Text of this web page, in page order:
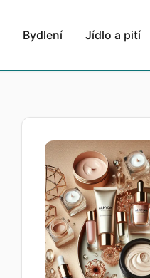
Bydlení Jídlo a pití